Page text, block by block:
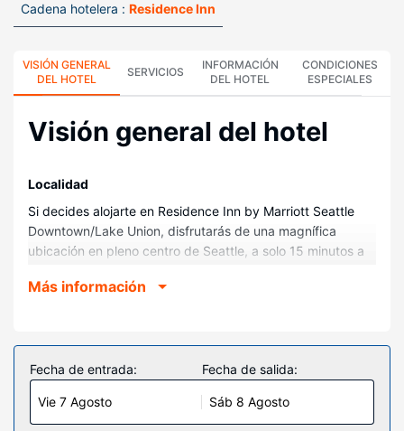
Cadena hotelera : Residence Inn
VISIÓN GENERAL
DEL HOTEL
SERVICIOS
INFORMACIÓN
DEL HOTEL
CONDICIONES
ESPECIALES
Visión general del hotel
Localidad
Si decides alojarte en Residence Inn by Marriott Seattle
Downtown/Lake Union, disfrutarás de una magnífica
ubicación en pleno centro de Seattle, a solo 15 minutos a
Headquarters (sede corporativa). Además, este hotel se
Reserva una de las 234 habitaciones climatizadas, todas
equipadas con cocina con frigorífico/congelador grande y
placa de cocina. Las camas cuentan con colchones con
Más información
Fecha de entrada:
Vie 7 Agosto
Fecha de salida:
Sáb 8 Agosto